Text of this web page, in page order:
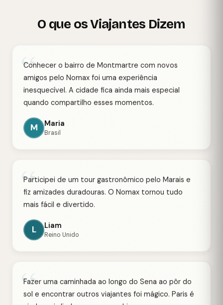
O que os Viajantes Dizem
“
Conhecer o bairro de Montmartre com novos
amigos pelo Nomax foi uma experiência
inesquecível. A cidade fica ainda mais especial
quando compartilho esses momentos.
M Maria
Brasil
“
Participei de um tour gastronômico pelo Marais e
fiz amizades duradouras. O Nomax tornou tudo
mais fácil e divertido.
L Liam
Reino Unido
“
Fazer uma caminhada ao longo do Sena ao pôr do
sol e encontrar outros viajantes foi mágico. Paris é